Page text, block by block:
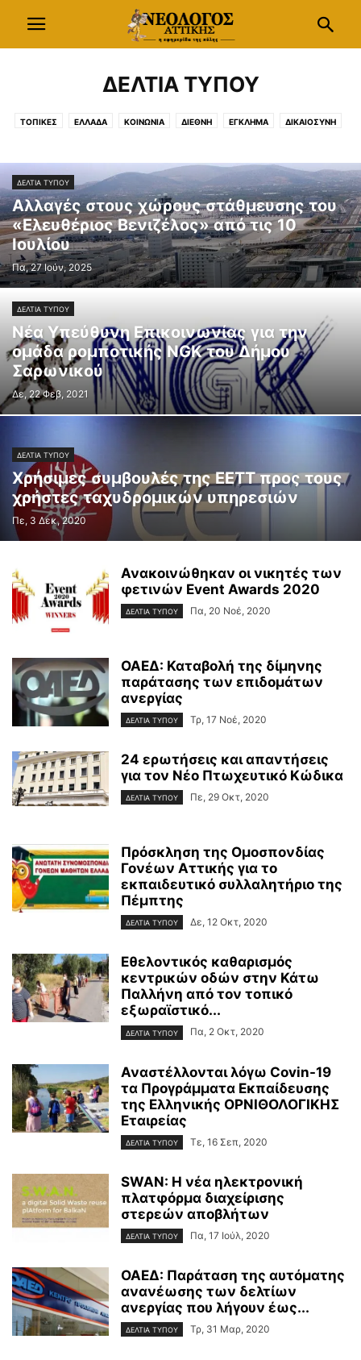
ΔΕΛΤΙΑ ΤΥΠΟΥ
ΤΟΠΙΚΕΣ ΕΛΛΑΔΑ ΚΟΙΝΩΝΙΑ ΔΙΕΘΝΗ ΕΓΚΛΗΜΑ ΔΙΚΑΙΟΣΥΝΗ
ΑΣΦΑΛΙΣΗ ΜΕΣΑ ΕΠΙΚΟΙΝΩΝΙΑΣ ΔΕΛΤΙΑ ΤΥΠΟΥ ΒΗΜΑ ΔΙΑΛΟΓΟΥ
ΔΕΛΤΙΑ ΤΥΠΟΥ
Αλλαγές στους χώρους στάθμευσης του
«Ελευθέριος Βενιζέλος» από τις 10
Ιουλίου
Πα, 27 Ιούν, 2025
ΔΕΛΤΙΑ ΤΥΠΟΥ
Nέα Υπεύθυνη Επικοινωνίας για την
ομάδα ρομποτικής NGK του Δήμου
Σαρωνικού
Δε, 22 Φεβ, 2021
ΔΕΛΤΙΑ ΤΥΠΟΥ
Χρήσιμες συμβουλές της ΕΕΤΤ προς τους
χρήστες ταχυδρομικών υπηρεσιών
Πε, 3 Δεκ, 2020
Ανακοινώθηκαν οι νικητές των
φετινών Event Awards 2020
ΔΕΛΤΙΑ ΤΥΠΟΥ Πα, 20 Νοέ, 2020
ΟΑΕΔ: Καταβολή της δίμηνης
παράτασης των επιδομάτων
ανεργίας
ΔΕΛΤΙΑ ΤΥΠΟΥ Τρ, 17 Νοέ, 2020
24 ερωτήσεις και απαντήσεις
για τον Νέο Πτωχευτικό Κώδικα
ΔΕΛΤΙΑ ΤΥΠΟΥ Πε, 29 Οκτ, 2020
Πρόσκληση της Ομοσπονδίας
Γονέων Αττικής για το
εκπαιδευτικό συλλαλητήριο της
Πέμπτης
ΔΕΛΤΙΑ ΤΥΠΟΥ Δε, 12 Οκτ, 2020
Εθελοντικός καθαρισμός
κεντρικών οδών στην Κάτω
Παλλήνη από τον τοπικό
εξωραϊστικό...
ΔΕΛΤΙΑ ΤΥΠΟΥ Πα, 2 Οκτ, 2020
Αναστέλλονται λόγω Covin-19
τα Προγράμματα Εκπαίδευσης
της Ελληνικής ΟΡΝΙΘΟΛΟΓΙΚΗΣ
Εταιρείας
ΔΕΛΤΙΑ ΤΥΠΟΥ Τε, 16 Σεπ, 2020
SWAN: Η νέα ηλεκτρονική
πλατφόρμα διαχείρισης
στερεών αποβλήτων
ΔΕΛΤΙΑ ΤΥΠΟΥ Πα, 17 Ιούλ, 2020
ΟΑΕΔ: Παράταση της αυτόματης
ανανέωσης των δελτίων
ανεργίας που λήγουν έως...
ΔΕΛΤΙΑ ΤΥΠΟΥ Τρ, 31 Μαρ, 2020